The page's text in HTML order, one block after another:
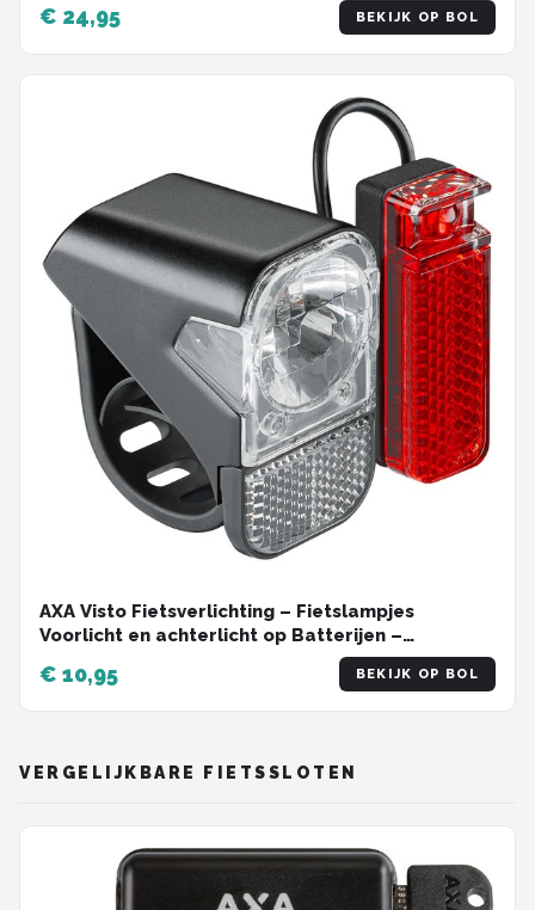
€ 24,95 BEKIJK OP BOL
AXA Visto Fietsverlichting – Fietslampjes
Voorlicht en achterlicht op Batterijen –
Waterdicht – Fietslicht met Reflector en Zijzicht
– Geschikt voor Stadsfiets, gravelfiets en
kinderfiets
€ 10,95 BEKIJK OP BOL
VERGELIJKBARE FIETSSLOTEN